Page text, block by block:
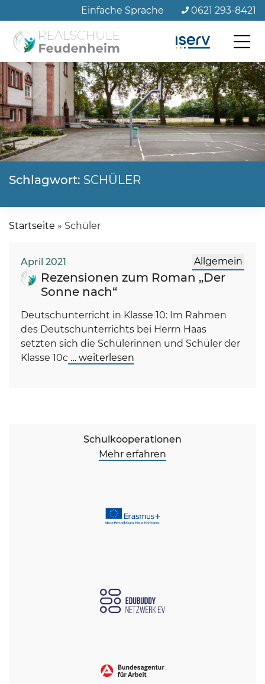
Seiteninhalt
Einfache Sprache 0621 293-8421
Schlagwort: SCHÜLER
Startseite » Schüler
April 2021 Allgemein
Rezensionen zum Roman „Der
Sonne nach“
Deutschunterricht in Klasse 10: Im Rahmen
des Deutschunterrichts bei Herrn Haas
setzten sich die Schülerinnen und Schüler der
Klasse 10c … weiterlesen
Schulkooperationen
Mehr erfahren